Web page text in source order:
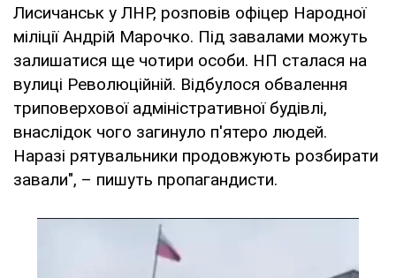
Лисичанськ у ЛНР, розповів офіцер Народної
міліції Андрій Марочко. Під завалами можуть
залишатися ще чотири особи. НП сталася на
вулиці Революційній. Відбулося обвалення
триповерхової адміністративної будівлі,
внаслідок чого загинуло п'ятеро людей.
Наразі рятувальники продовжують розбирати
завали", – пишуть пропагандисти.